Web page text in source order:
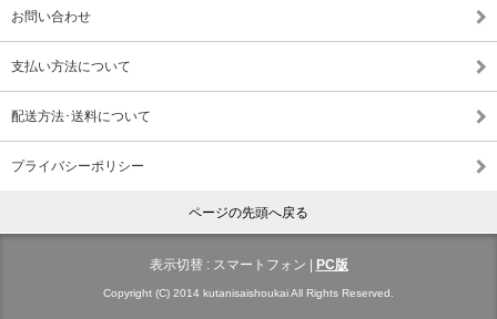
お問い合わせ
支払い方法について
配送方法･送料について
プライバシーポリシー
ページの先頭へ戻る
表示切替 : スマートフォン | PC版
Copyright (C) 2014 kutanisaishoukai All Rights Reserved.